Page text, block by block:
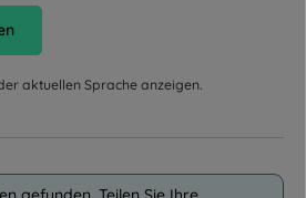
aktuellen Sprache anzeigen.